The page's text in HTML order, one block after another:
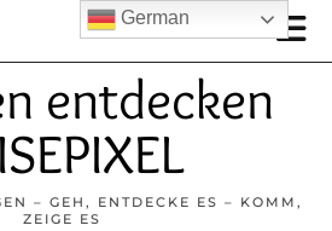
entdecken
– GEH, ENTDECKE ES – KOMM,
ZEIGE ES
German